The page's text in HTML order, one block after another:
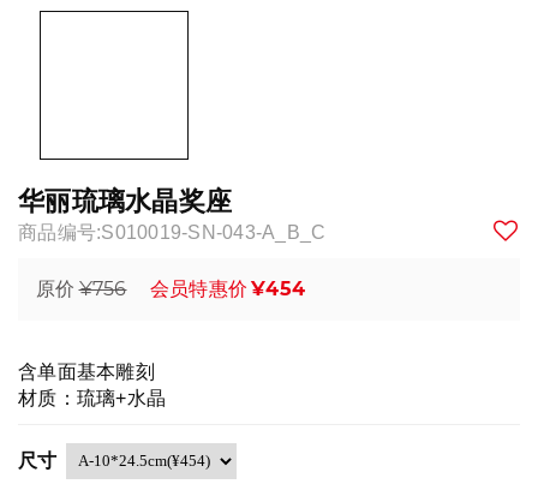
华丽琉璃水晶奖座
商品编号:S010019-SN-043-A_B_C
原价 ¥756 会员特惠价 ¥454
含单面基本雕刻
材质：琉璃+水晶
尺寸